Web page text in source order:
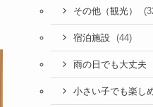
その他（観光）
宿泊施設 (44)
雨の日でも大丈夫
小さい子でも楽し